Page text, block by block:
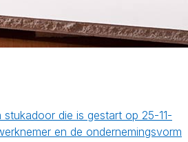
die is gestart op 25-11-
en de ondernemingsvorm